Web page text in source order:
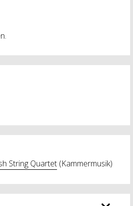
String Quartet(Kammermusik)